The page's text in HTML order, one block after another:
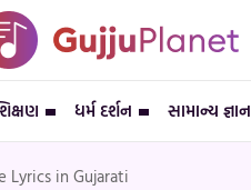
ધર્મ દર્શન સામાન્ય જ્ઞાન
Lyrics in Gujarati